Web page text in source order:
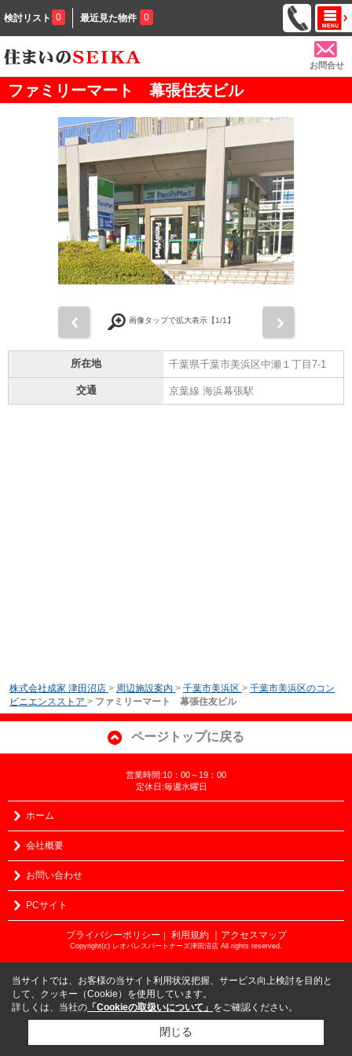
検討リスト 0 最近見た物件 0
お問合せ
ファミリーマート 幕張住友ビル
画像タップで拡大表示【1/1】
所在地 千葉県千葉市美浜区中瀬１丁目7-1
交通 京葉線 海浜幕張駅
株式会社成家 津田沼店 > 周辺施設案内 > 千葉市美浜区 > 千葉市美浜区のコン
ビニエンスストア > ファミリーマート 幕張住友ビル
ページトップに戻る
営業時間:10：00～19：00
定休日:毎週水曜日
ホーム
会社概要
お問い合わせ
PCサイト
プライバシーポリシー ｜ 利用規約 ｜アクセスマップ
Copyright(c) レオパレスパートナーズ津田沼店 All rights reserved.
当サイトでは、お客様の当サイト利用状況把握、サービス向上検討を目的と
して、クッキー（Cookie）を使用しています。
詳しくは、当社の 「Cookieの取扱いについて」 をご確認ください。
閉じる